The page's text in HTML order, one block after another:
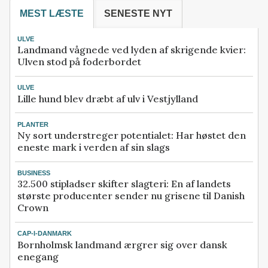
MEST LÆSTE SENESTE NYT
ULVE
Landmand vågnede ved lyden af skrigende kvier:
Ulven stod på foderbordet
ULVE
Lille hund blev dræbt af ulv i Vestjylland
PLANTER
Ny sort understreger potentialet: Har høstet den
eneste mark i verden af sin slags
BUSINESS
32.500 stipladser skifter slagteri: En af landets
største producenter sender nu grisene til Danish
Crown
CAP-I-DANMARK
Bornholmsk landmand ærgrer sig over dansk
enegang